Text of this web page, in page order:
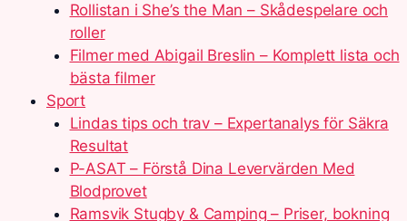
Rollistan i She’s the Man – Skådespelare och
roller
Filmer med Abigail Breslin – Komplett lista och
bästa filmer
Sport
Lindas tips och trav – Expertanalys för Säkra
Resultat
P-ASAT – Förstå Dina Levervärden Med
Blodprovet
Ramsvik Stugby & Camping – Priser, bokning